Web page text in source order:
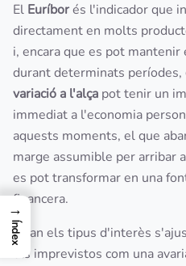
El Euríborés l'indicador que
directament en molts
i, encara que es pot mantenir
durant determinats períodes,
variació a l'alça pot tenir un
immediat a l'economia
aquests moments, el que
marge assumible per arribar
es pot transformar en una
financera.
Quan els tipus d'interès
els imprevistos com una
→
Índex